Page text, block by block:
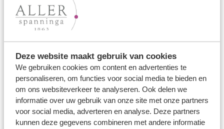
Deze website maakt gebruik van cookies
We gebruiken cookies om content en advertenties te
personaliseren, om functies voor social media te bieden en
om ons websiteverkeer te analyseren. Ook delen we
informatie over uw gebruik van onze site met onze partners
voor social media, adverteren en analyse. Deze partners
kunnen deze gegevens combineren met andere informatie
Ons aanbod
Trouwringen
Verlovingsringen
Vriendschapsringen
Over ons
Aller Spanninga